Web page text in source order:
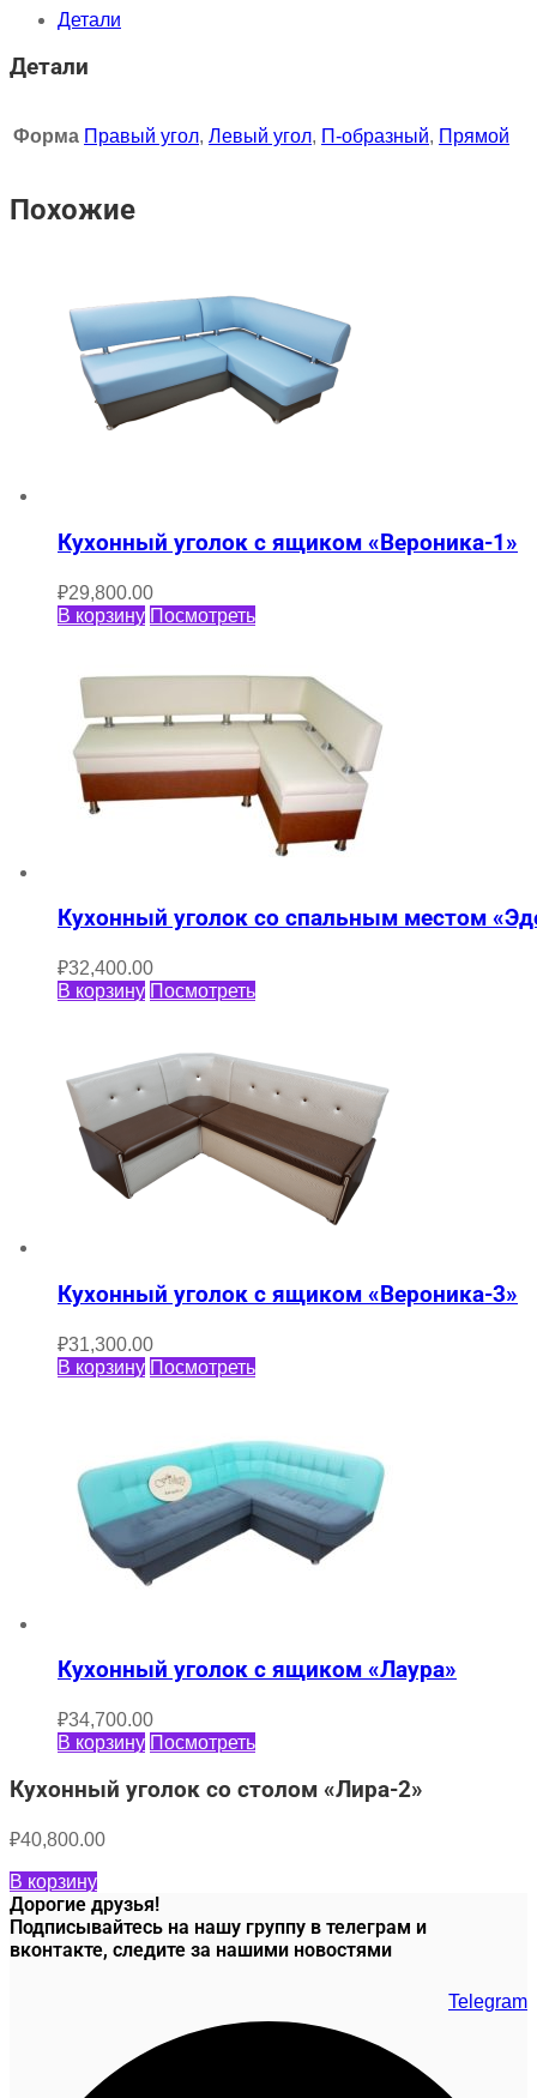
Детали
Детали
Форма Правый угол, Левый угол, П-образный, Прямой
Похожие
Кухонный уголок с ящиком «Вероника-1»
₽29,800.00
В корзину Посмотреть
Кухонный уголок со спальным местом
₽32,400.00
В корзину Посмотреть
Кухонный уголок с ящиком «Вероника-3»
₽31,300.00
В корзину Посмотреть
Кухонный уголок с ящиком «Лаура»
₽34,700.00
В корзину Посмотреть
Кухонный уголок со столом «Лира-2»
₽40,800.00
В корзину
Дорогие друзья!
Подписывайтесь на нашу группу в телеграм и
вконтакте, следите за нашими новостями
Telegram